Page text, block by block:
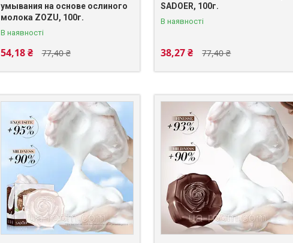
умывания на основе ослиного
молока ZOZU, 100г.
В наявності
77,40 ₴
54,18 ₴
SADOER, 100г.
В наявності
77,40 ₴
38,27 ₴